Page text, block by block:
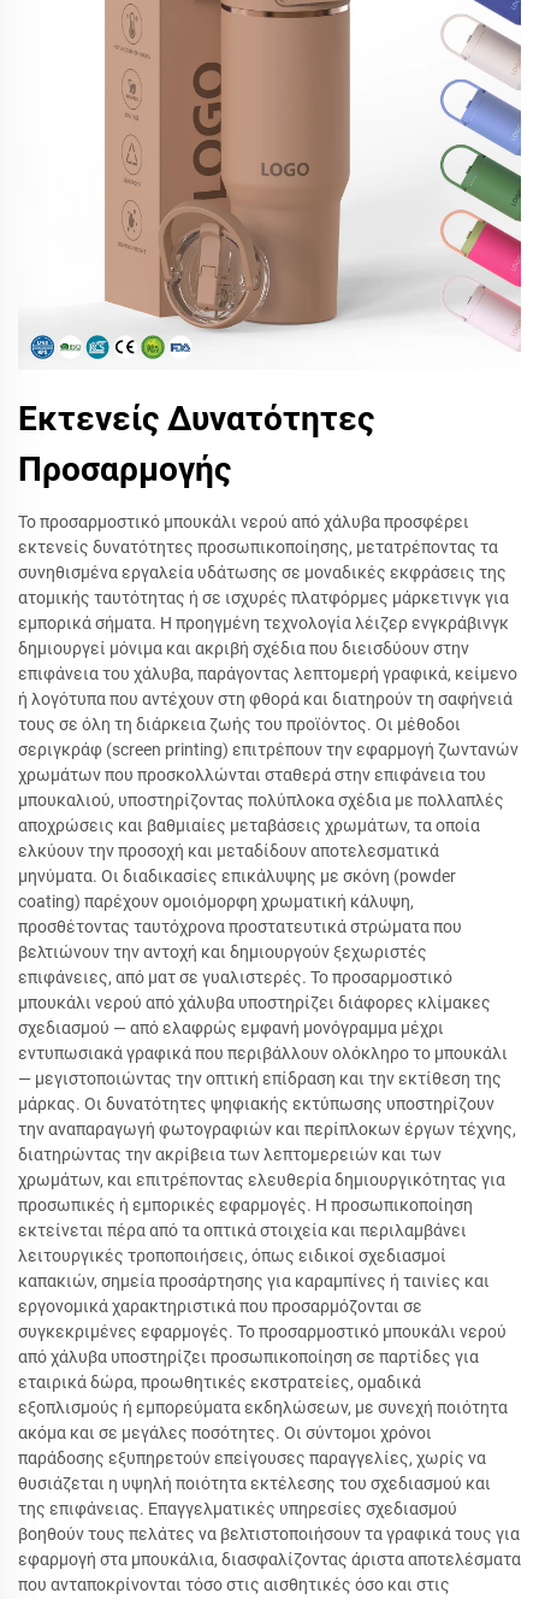
Εκτενείς Δυνατότητες
Προσαρμογής
Το προσαρμοστικό μπουκάλι νερού από χάλυβα προσφέρει
εκτενείς δυνατότητες προσωπικοποίησης, μετατρέποντας τα
συνηθισμένα εργαλεία υδάτωσης σε μοναδικές εκφράσεις της
ατομικής ταυτότητας ή σε ισχυρές πλατφόρμες μάρκετινγκ για
εμπορικά σήματα. Η προηγμένη τεχνολογία λέιζερ ενγκράβινγκ
δημιουργεί μόνιμα και ακριβή σχέδια που διεισδύουν στην
επιφάνεια του χάλυβα, παράγοντας λεπτομερή γραφικά, κείμενο
ή λογότυπα που αντέχουν στη φθορά και διατηρούν τη σαφήνειά
τους σε όλη τη διάρκεια ζωής του προϊόντος. Οι μέθοδοι
σεριγκράφ (screen printing) επιτρέπουν την εφαρμογή ζωντανών
χρωμάτων που προσκολλώνται σταθερά στην επιφάνεια του
μπουκαλιού, υποστηρίζοντας πολύπλοκα σχέδια με πολλαπλές
αποχρώσεις και βαθμιαίες μεταβάσεις χρωμάτων, τα οποία
ελκύουν την προσοχή και μεταδίδουν αποτελεσματικά
μηνύματα. Οι διαδικασίες επικάλυψης με σκόνη (powder
coating) παρέχουν ομοιόμορφη χρωματική κάλυψη,
προσθέτοντας ταυτόχρονα προστατευτικά στρώματα που
βελτιώνουν την αντοχή και δημιουργούν ξεχωριστές
επιφάνειες, από ματ σε γυαλιστερές. Το προσαρμοστικό
μπουκάλι νερού από χάλυβα υποστηρίζει διάφορες κλίμακες
σχεδιασμού — από ελαφρώς εμφανή μονόγραμμα μέχρι
εντυπωσιακά γραφικά που περιβάλλουν ολόκληρο το μπουκάλι
— μεγιστοποιώντας την οπτική επίδραση και την εκτίθεση της
μάρκας. Οι δυνατότητες ψηφιακής εκτύπωσης υποστηρίζουν
την αναπαραγωγή φωτογραφιών και περίπλοκων έργων τέχνης,
διατηρώντας την ακρίβεια των λεπτομερειών και των
χρωμάτων, και επιτρέποντας ελευθερία δημιουργικότητας για
προσωπικές ή εμπορικές εφαρμογές. Η προσωπικοποίηση
εκτείνεται πέρα από τα οπτικά στοιχεία και περιλαμβάνει
λειτουργικές τροποποιήσεις, όπως ειδικοί σχεδιασμοί
καπακιών, σημεία προσάρτησης για καραμπίνες ή ταινίες και
εργονομικά χαρακτηριστικά που προσαρμόζονται σε
συγκεκριμένες εφαρμογές. Το προσαρμοστικό μπουκάλι νερού
από χάλυβα υποστηρίζει προσωπικοποίηση σε παρτίδες για
εταιρικά δώρα, προωθητικές εκστρατείες, ομαδικά
εξοπλισμούς ή εμπορεύματα εκδηλώσεων, με συνεχή ποιότητα
ακόμα και σε μεγάλες ποσότητες. Οι σύντομοι χρόνοι
παράδοσης εξυπηρετούν επείγουσες παραγγελίες, χωρίς να
θυσιάζεται η υψηλή ποιότητα εκτέλεσης του σχεδιασμού και
της επιφάνειας. Επαγγελματικές υπηρεσίες σχεδιασμού
βοηθούν τους πελάτες να βελτιστοποιήσουν τα γραφικά τους για
εφαρμογή στα μπουκάλια, διασφαλίζοντας άριστα αποτελέσματα
που ανταποκρίνονται τόσο στις αισθητικές όσο και στις